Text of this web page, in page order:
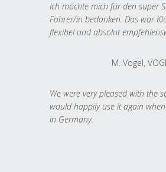
Ich möchte mich für den super
Fahrer/in bedanken. Das war
flexibel und absolut
M. Vogel,
We were very pleased with the
would happily use it again
in Germany.